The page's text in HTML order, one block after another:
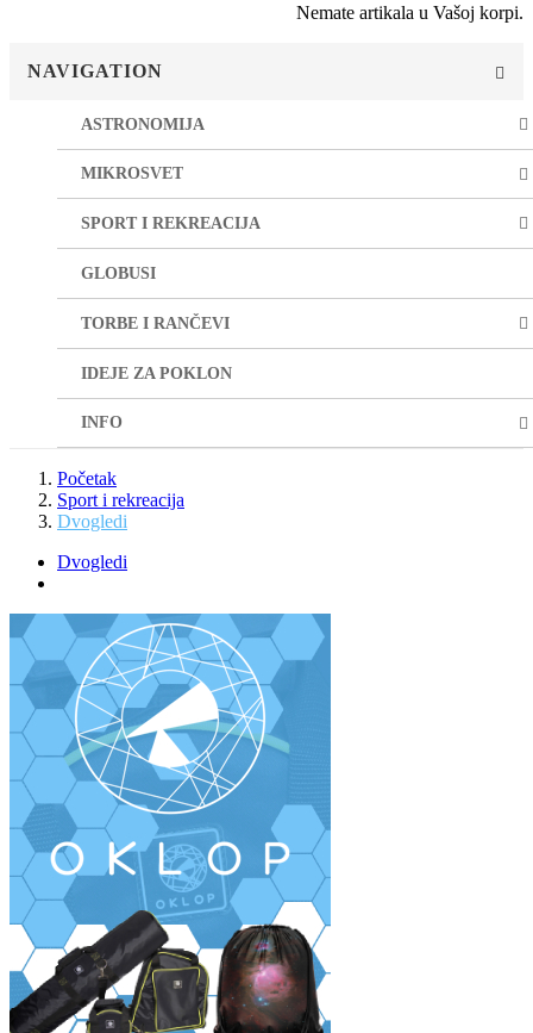
Nemate artikala u Vašoj korpi.
NAVIGATION
ASTRONOMIJA
MIKROSVET
SPORT I REKREACIJA
GLOBUSI
TORBE I RANČEVI
IDEJE ZA POKLON
INFO
Početak
Sport i rekreacija
Dvogledi
Dvogledi